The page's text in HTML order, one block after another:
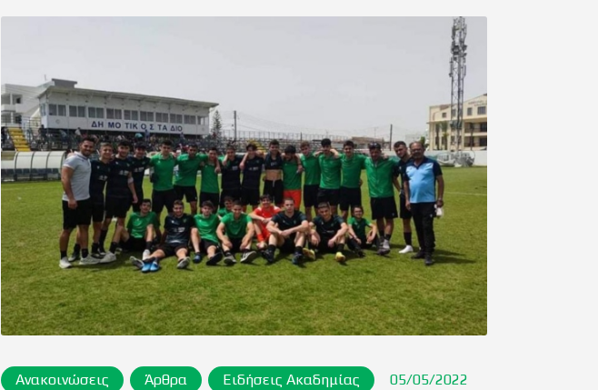
Ανακοινώσεις Άρθρα Ειδήσεις Ακαδημίας 05/05/2022